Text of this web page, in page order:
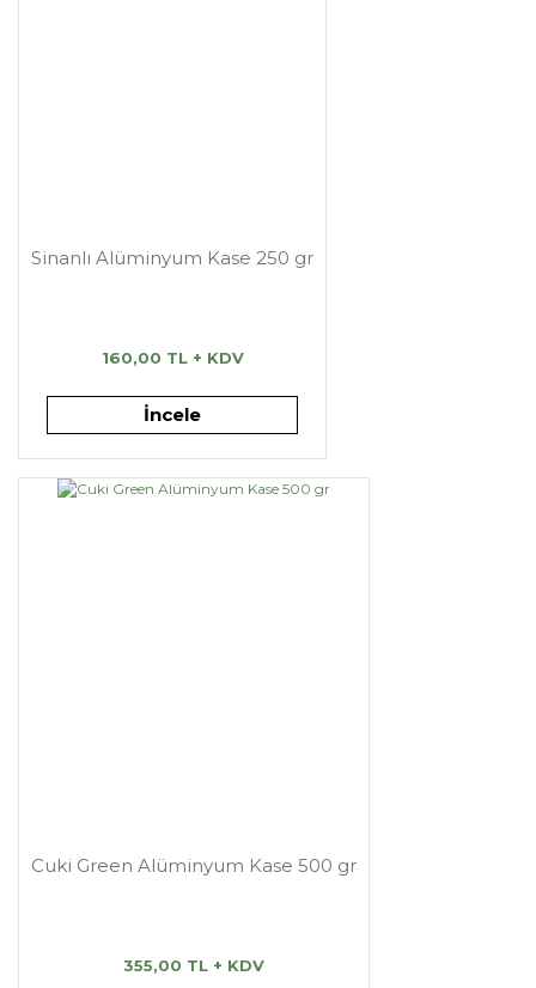
Sinanlı Alüminyum Kase 250 gr
160,00 TL + KDV
İncele
Cuki Green Alüminyum Kase 500 gr
355,00 TL + KDV